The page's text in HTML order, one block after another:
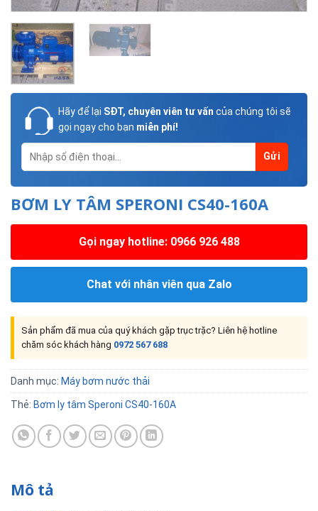
Hãy để lại SĐT, chuyên viên tư vấn của chúng tôi sẽ
gọi ngay cho bạn miễn phí!
BƠM LY TÂM SPERONI CS40-160A
Gọi ngay hotline: 0966 926 488
Chat với nhân viên qua Zalo
Sản phẩm đã mua của quý khách gặp trục trặc? Liên hệ hotline
chăm sóc khách hàng 0972 567 688
Danh mục: Máy bơm nước thải
Thẻ: Bơm ly tâm Speroni CS40-160A
Mô tả